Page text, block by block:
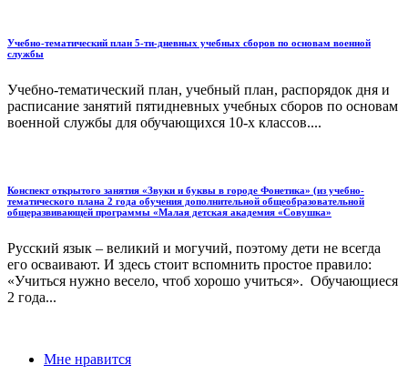
Учебно-тематический план 5-ти-дневных учебных сборов по основам военной
службы
Учебно-тематический план, учебный план, распорядок дня и
расписание занятий пятидневных учебных сборов по основам
военной службы для обучающихся 10-х классов....
Конспект открытого занятия «Звуки и буквы в городе Фонетика» (из учебно-
тематического плана 2 года обучения дополнительной общеобразовательной
общеразвивающей программы «Малая детская академия «Совушка»
Русский язык – великий и могучий, поэтому дети не всегда
его осваивают. И здесь стоит вспомнить простое правило:
«Учиться нужно весело, чтоб хорошо учиться». Обучающиеся
2 года...
Мне нравится